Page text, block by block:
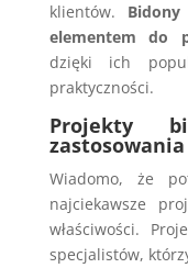
klientów.
elementem do
dzięki ich
praktyczności.
Projekty
zastosowania
Wiadomo, że
najciekawsze
właściwości.
specjalistów,